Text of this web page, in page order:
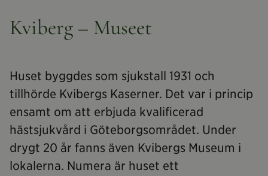
Kviberg – Museet
Huset byggdes som sjukstall 1931 och
tillhörde Kvibergs Kaserner. Det var i princip
ensamt om att erbjuda kvalificerad
hästsjukvård i Göteborgsområdet. Under
drygt 20 år fanns även Kvibergs Museum i
lokalerna. Numera är huset ett